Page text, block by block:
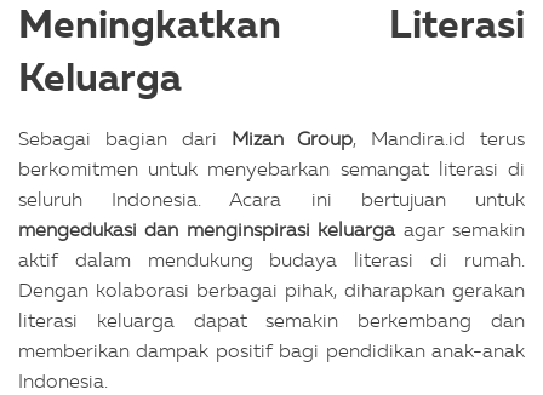
Meningkatkan Literasi
Keluarga
Sebagai bagian dari Mizan Group, Mandira.id terus
berkomitmen untuk menyebarkan semangat literasi di
seluruh Indonesia. Acara ini bertujuan untuk
mengedukasi dan menginspirasi keluargaagar semakin
aktif dalam mendukung budaya literasi di rumah.
Dengan kolaborasi berbagai pihak, diharapkan gerakan
literasi keluarga dapat semakin berkembang dan
memberikan dampak positif bagi pendidikan anak-anak
Indonesia.